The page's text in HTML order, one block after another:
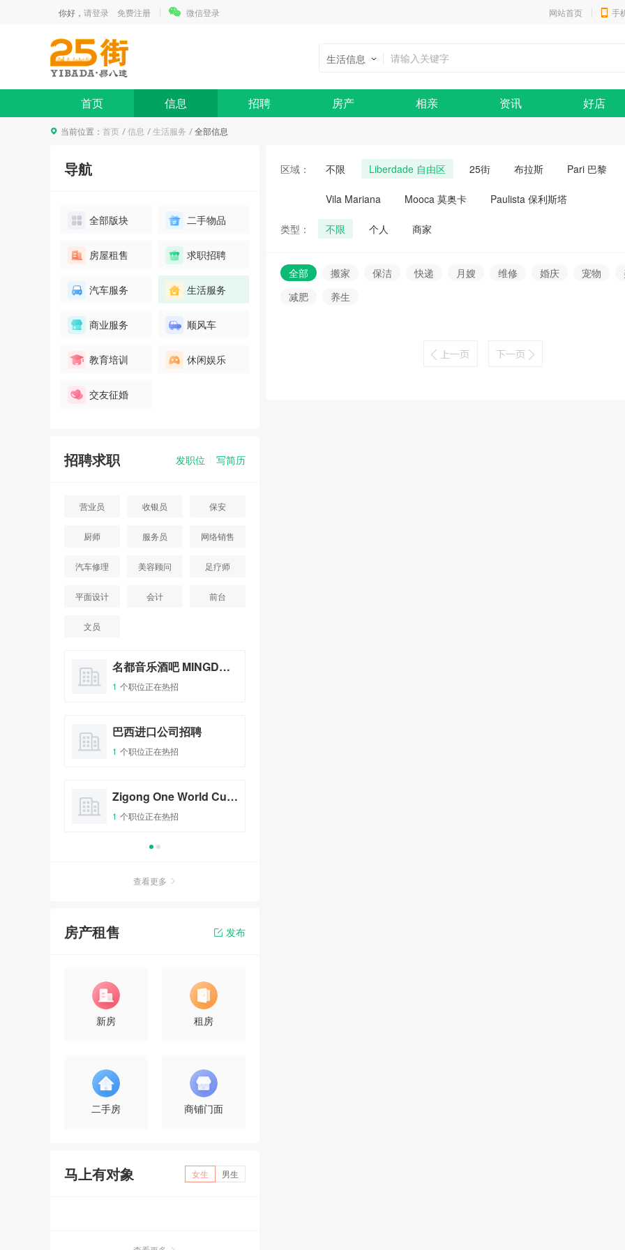
你好， 请登录 免费注册 微信登录 网站首页 手
生活信息
首页 信息 招聘 房产 相亲 资讯 好店
当前位置： 首页 信息 生活服务 全部信息
导航
全部版块 二手物品
房屋租售 求职招聘
汽车服务 生活服务
商业服务 顺风车
教育培训 休闲娱乐
交友征婚
发职位 写简历
招聘求职
营业员 收银员 保安
厨师 服务员 网络销售
汽车修理 美容顾问 足疗师
平面设计 会计 前台
文员
名都音乐酒吧 MINGDU Bar Música
1 个职位正在热招
巴西进口公司招聘
1 个职位正在热招
Zigong One World Cultural Communication Co., Ltd.
1 个职位正在热招
查看更多
房产租售 发布
新房 租房
二手房 商铺门面
女生 男生
马上有对象
区域： 不限 Liberdade 自由区 25街 布拉斯 Pari 巴黎
Vila Mariana Mooca 莫奥卡 Paulista 保利斯塔
类型： 不限 个人 商家
全部 搬家 保洁 快递 月嫂 维修 婚庆 宠物
减肥
养生